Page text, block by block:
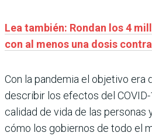
Lea también: Rondan los 4
con al menos una dosis
Con la pandemia el objetivo era
describir los efectos del
calidad de vida de las personas
cómo los gobiernos de todo el